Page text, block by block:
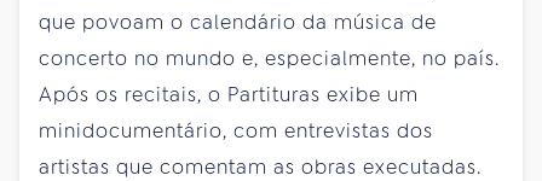
que povoam o calendário da música de
concerto no mundo e, especialmente, no país.
Após os recitais, o Partituras exibe um
minidocumentário, com entrevistas dos
artistas que comentam as obras executadas.